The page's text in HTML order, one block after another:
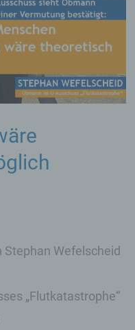
Stephan Wefelscheid
„Flutkatastrophe“